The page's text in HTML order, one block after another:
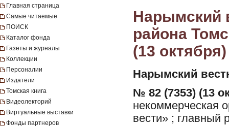
Главная страница
Самые читаемые
ПОИСК
Каталог фонда
Газеты и журналы
Коллекции
Персоналии
Издатели
Томская книга
Видеолекторий
Виртуальные выставки
Фонды партнеров
Нарымский
района
(13 октября)
Нарымский
№ 82 (7353) (13
некоммерческая
вести» ; главный